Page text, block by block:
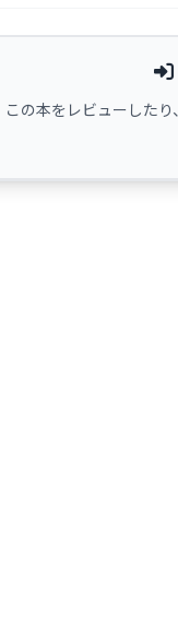
この本をレビューした